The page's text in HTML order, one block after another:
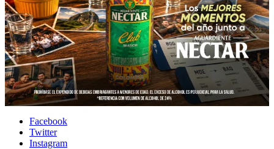
Facebook
Twitter
Instagram